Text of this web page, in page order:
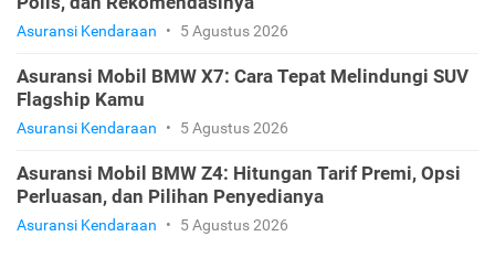
Asuransi Kendaraan • 5 Agustus 2026
Asuransi Mobil BMW X7: Cara Tepat Melindungi SUV
Flagship Kamu
Asuransi Kendaraan • 5 Agustus 2026
Asuransi Mobil BMW Z4: Hitungan Tarif Premi, Opsi
Perluasan, dan Pilihan Penyedianya
Asuransi Kendaraan • 5 Agustus 2026